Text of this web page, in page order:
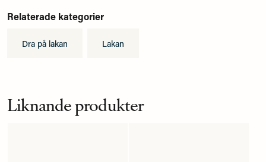
Relaterade kategorier
Dra på lakan Lakan
Liknande produkter